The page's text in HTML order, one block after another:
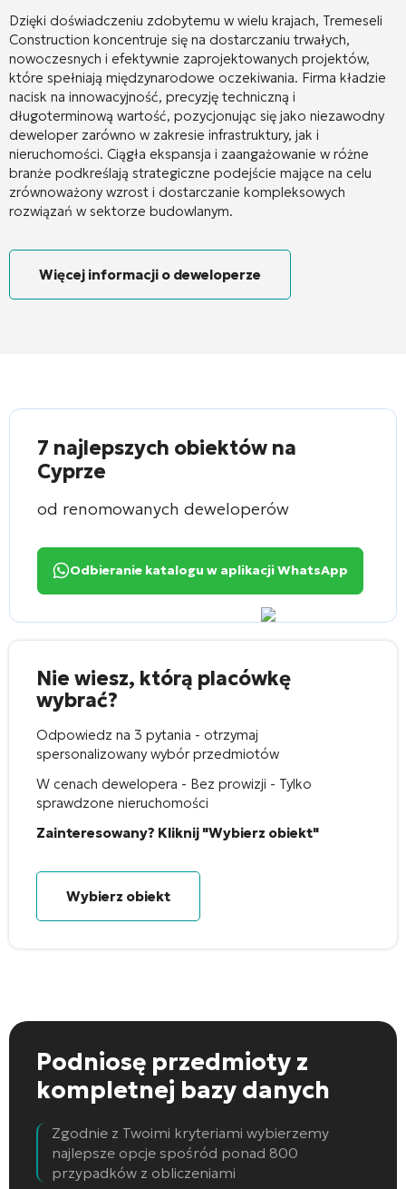
Dzięki doświadczeniu zdobytemu w wielu krajach, Tremeseli
Construction koncentruje się na dostarczaniu trwałych,
nowoczesnych i efektywnie zaprojektowanych projektów,
które spełniają międzynarodowe oczekiwania. Firma kładzie
nacisk na innowacyjność, precyzję techniczną i
długoterminową wartość, pozycjonując się jako niezawodny
deweloper zarówno w zakresie infrastruktury, jak i
nieruchomości. Ciągła ekspansja i zaangażowanie w różne
branże podkreślają strategiczne podejście mające na celu
zrównoważony wzrost i dostarczanie kompleksowych
rozwiązań w sektorze budowlanym.
Więcej informacji o deweloperze
7 najlepszych obiektów na
Cyprze
od renomowanych deweloperów
Odbieranie katalogu w aplikacji WhatsApp
Nie wiesz, którą placówkę
wybrać?
Odpowiedz na 3 pytania - otrzymaj
spersonalizowany wybór przedmiotów
W cenach dewelopera - Bez prowizji - Tylko
sprawdzone nieruchomości
Zainteresowany? Kliknij "Wybierz obiekt"
Wybierz obiekt
Podniosę przedmioty z
kompletnej bazy danych
Zgodnie z Twoimi kryteriami wybierzemy
najlepsze opcje spośród ponad 800
przypadków z obliczeniami